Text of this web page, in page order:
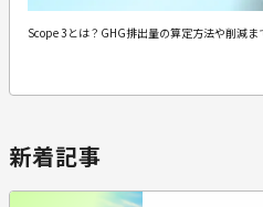
Scope 3とは？GHG排出量の算定方法や削減ま
新着記事